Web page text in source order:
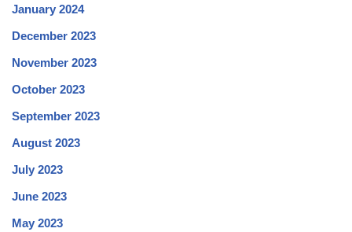
January 2024
December 2023
November 2023
October 2023
September 2023
August 2023
July 2023
June 2023
May 2023